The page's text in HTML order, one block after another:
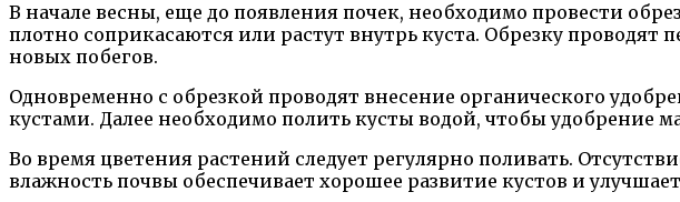
В начале весны, еще до появления почек, необходимо провести
плотно соприкасаются или растут внутрь куста. Обрезку
новых побегов.
Одновременно с обрезкой проводят внесение органического
кустами. Далее необходимо полить кусты водой, чтобы удобрение
Во время цветения растений следует регулярно поливать.
влажность почвы обеспечивает хорошее развитие кустов и улучшает